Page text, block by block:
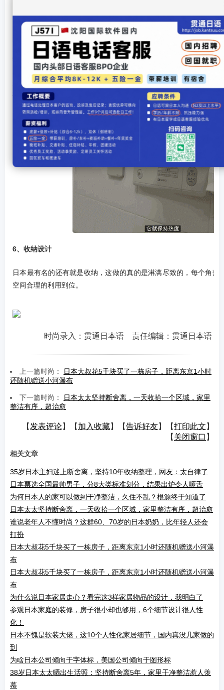
5、紧急呼叫器
这一般在卫浴的时候，都会安装衣蛾触控板，这是为了在沐浴的时
有就是在遇到紧急情况的时候，这可以在第一时间进行呼叫家人的。
6、收纳设计
日本最有名的还有就是收纳，这做的真的是淋漓尽致的，每个角落
空间合理的利用到位。
时尚录入：贯通日本语 责任编辑：贯通日本语
上一篇时尚：
日本大叔花5千块买了一栋房子，距离东京1小时
还随机赠送小河瀑布
下一篇时尚：
日本太太坚持断舍离，一天收拾一个区域，家里
整洁有序，超治愈
【 发表评论】【 加入收藏】【告诉好友】【打印此文 】
【 关闭窗口 】
相关文章
35岁日本主妇迷上断舍离，坚持10年收纳整理，网友：太自律了
日本票选全国最帅男子，分8大类标准划分，结果出炉令人咂舌
为何日本人的家可以做到干净整洁，久住不乱？根源终于知道了
日本太太坚持断舍离，一天收拾一个区域，家里整洁有序，超治愈
谁说老年人不懂时尚？这群60、70岁的日本奶奶，比年轻人还会
打扮
日本大叔花5千块买了一栋房子，距离东京1小时还随机赠送小河瀑
布
日本大叔花5千块买了一栋房子，距离东京1小时还随机赠送小河瀑
布
为什么说日本家居走心？看完这3样家居物品的设计，我明白了
参观日本家庭的装修，房子很小却也够用，6个细节设计很人性
化！
日本不愧是软装大佬，这10个人性化家居细节，国内真没几家做的
到
为啥日本公司倾向于字体标，美国公司倾向于图形标
38岁日本太太晒出生活照：坚持断舍离5年，家里干净整洁惹人羡
慕